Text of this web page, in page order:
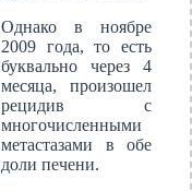
Однако в ноябре
2009 года, то есть
буквально через 4
месяца, произошел
рецидив с
многочисленными
метастазами в обе
доли печени.